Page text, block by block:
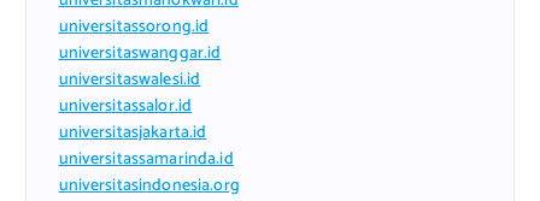
universitassorong.id
universitaswanggar.id
universitaswalesi.id
universitassalor.id
universitasjakarta.id
universitassamarinda.id
universitasindonesia.org